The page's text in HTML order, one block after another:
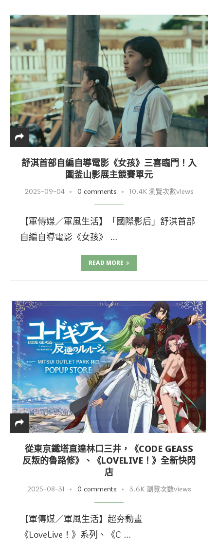
舒淇首部自編自導電影《女孩》三喜臨門！入
圍釜山影展主競賽單元
2025-09-04 0 comments 10.4K 瀏覽次數views
【軍傳媒／軍風生活】「國際影后」舒淇首部
自編自導電影《女孩》 …
READ MORE
從東京鐵塔直達林口三井，《CODE GEASS
反叛的魯路修》、《LOVELIVE！》全新快閃
店
2025-08-31 0 comments 3.6K 瀏覽次數views
【軍傳媒／軍風生活】超夯動畫
《LoveLive！》系列、《C …